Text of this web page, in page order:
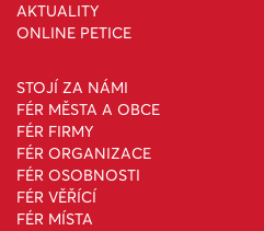
AKTUALITY
ONLINE PETICE
STOJÍ ZA NÁMI
FÉR MĚSTA A OBCE
FÉR FIRMY
FÉR ORGANIZACE
FÉR OSOBNOSTI
FÉR VĚŘÍCÍ
FÉR MÍSTA